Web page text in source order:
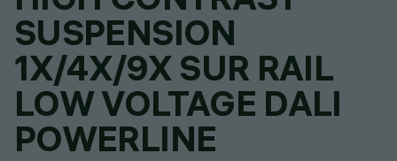
SUSPENSION
1X/4X/9X SUR RAIL
LOW VOLTAGE DALI
POWERLINE